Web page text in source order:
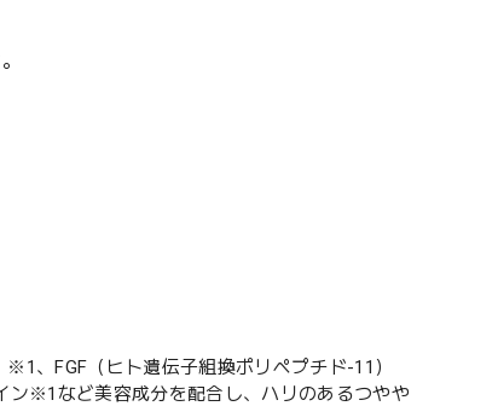
、FGF（ヒト遺伝子組換ポリペプチド-11）
※1など美容成分を配合し、ハリのあるつやや